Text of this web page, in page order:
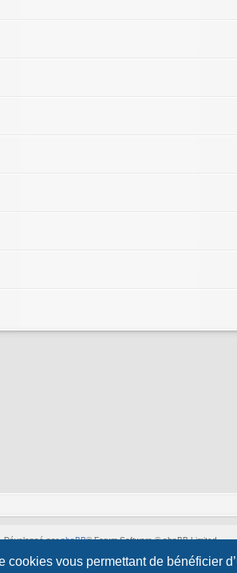
vous permettant de bénéficier
Développé parphpBB® Forum Software © phpBB Limited
Traduction française officielle© Qiaeru